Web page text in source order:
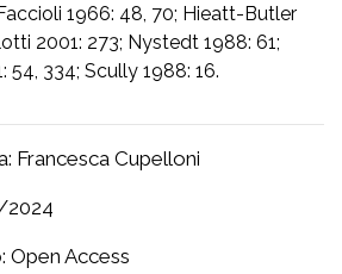
1966: 48, 70; Hieatt-Butler
2001: 273; Nystedt 1988: 61;
54, 334; Scully 1988: 16.
Francesca Cupelloni
2024
Open Access